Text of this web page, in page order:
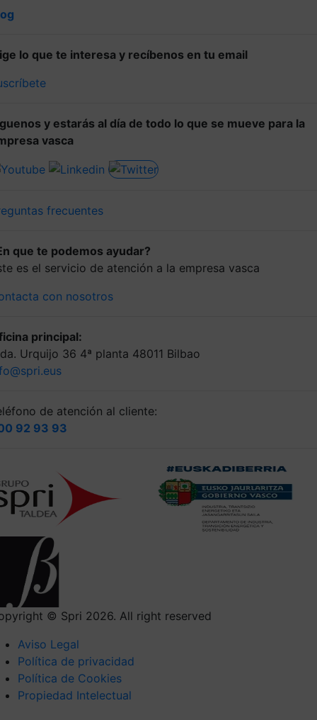
lo que te interesa y recíbenos en tu email
y estarás al día de todo lo que se mueve para la
vasca
frecuentes
que te podemos ayudar?
es el servicio de atención a la empresa vasca
con nosotros
principal:
Urquijo 36 4ª planta 48011 Bilbao
de atención al cliente:
92 93 93
© Spri 2026. All right reserved
Aviso Legal
Política de privacidad
Política de Cookies
Propiedad Intelectual